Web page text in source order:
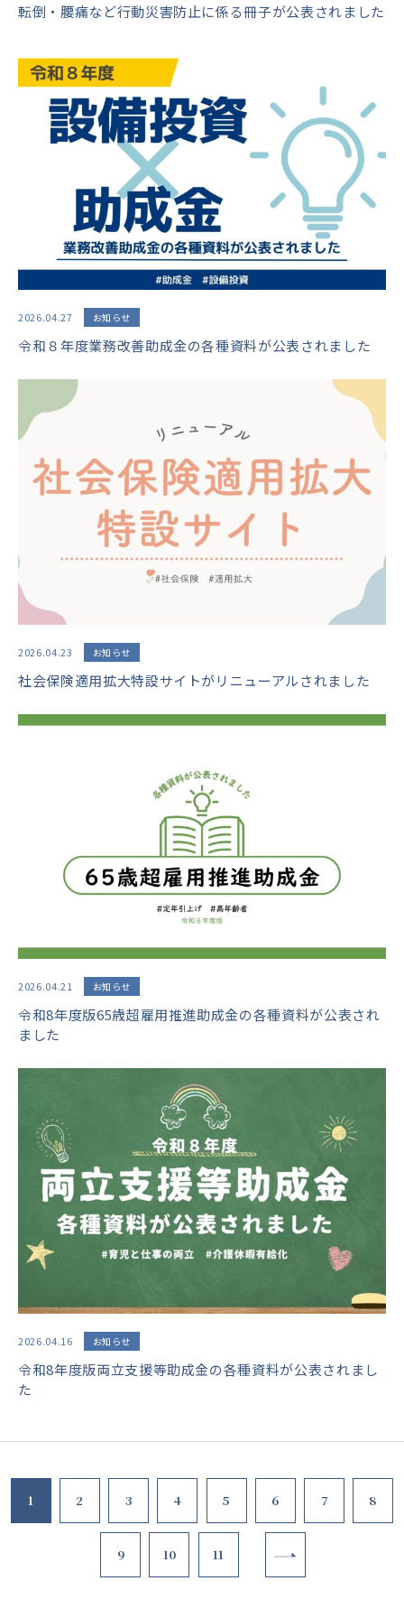
転倒・腰痛など行動災害防止に係る冊子が公表されました
2026.04.27 お知らせ
令和８年度業務改善助成金の各種資料が公表されました
2026.04.23 お知らせ
社会保険適用拡大特設サイトがリニューアルされました
2026.04.21 お知らせ
令和8年度版65歳超雇用推進助成金の各種資料が公表され
ました
2026.04.16 お知らせ
令和8年度版両立支援等助成金の各種資料が公表されまし
た
1 2 3 4 5 6 7 8
9 10 11